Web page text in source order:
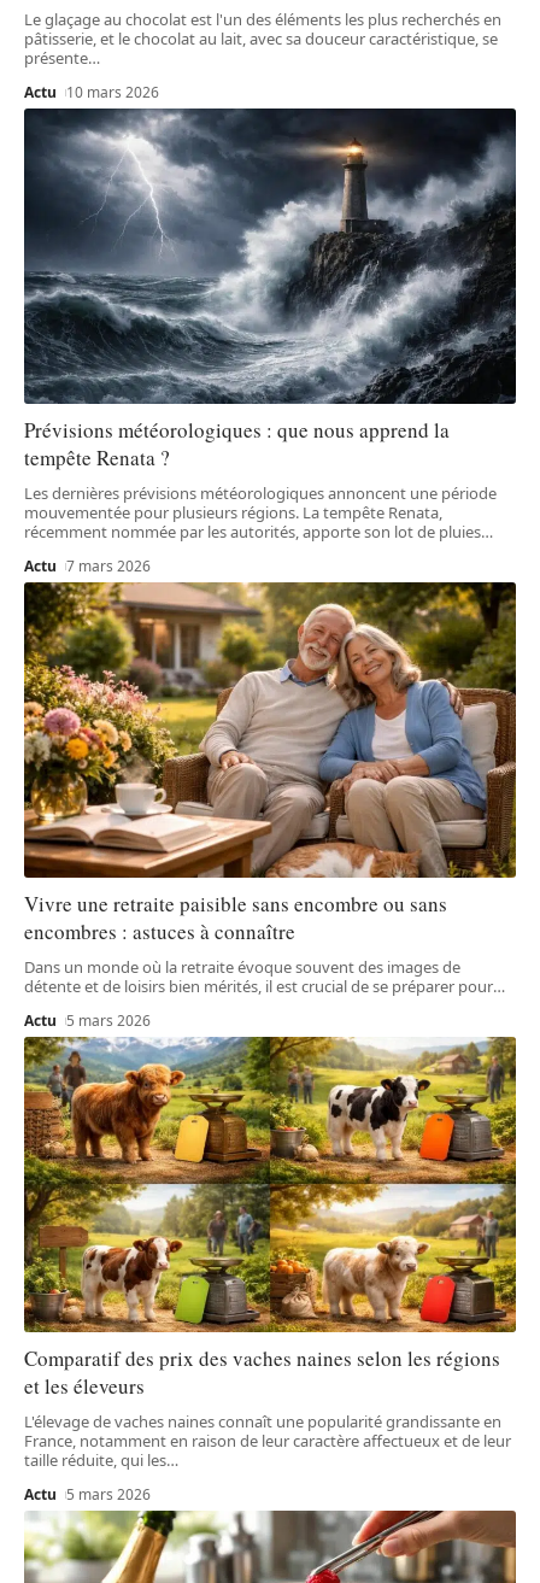
Le glaçage au chocolat est l'un des éléments les plus recherchés en
pâtisserie, et le chocolat au lait, avec sa douceur caractéristique, se
présente…
Actu 10 mars 2026
Prévisions météorologiques : que nous apprend la
tempête Renata ?
Les dernières prévisions météorologiques annoncent une période
mouvementée pour plusieurs régions. La tempête Renata,
récemment nommée par les autorités, apporte son lot de pluies…
Actu 7 mars 2026
Vivre une retraite paisible sans encombre ou sans
encombres : astuces à connaître
Dans un monde où la retraite évoque souvent des images de
détente et de loisirs bien mérités, il est crucial de se préparer pour…
Actu 5 mars 2026
Comparatif des prix des vaches naines selon les régions
et les éleveurs
L'élevage de vaches naines connaît une popularité grandissante en
France, notamment en raison de leur caractère affectueux et de leur
taille réduite, qui les…
Actu 5 mars 2026